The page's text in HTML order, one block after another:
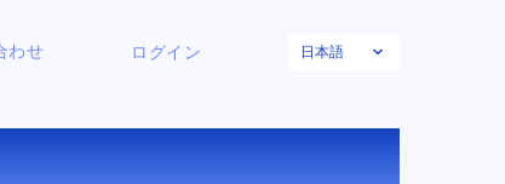
わせ ログイン 日本語